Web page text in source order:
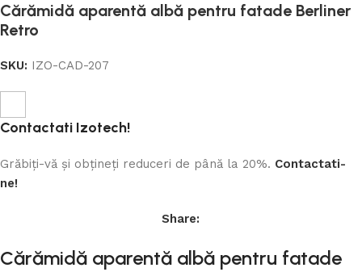
Cărămidă aparentă albă pentru fatade Berliner
Retro
SKU: IZO-CAD-207
Contactati Izotech!
Grăbiți-vă și obțineți reduceri de până la 20%. Contactati-
ne!
Share:
Cărămidă aparentă albă pentru fatade